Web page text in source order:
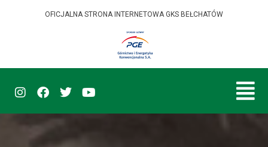
OFICJALNA STRONA INTERNETOWA GKS BEŁCHATÓW